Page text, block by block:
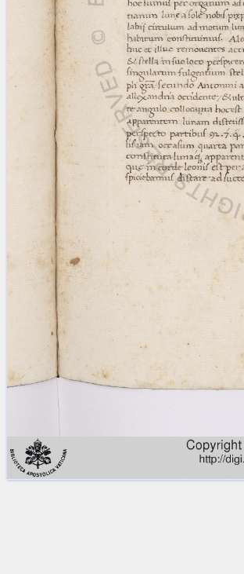
Latin Works
Latin Manuscripts
Latin Early Prints
Images
Texts
betaGlossary
Resources
Licenses
Impressum
Privacy
Print 🖨